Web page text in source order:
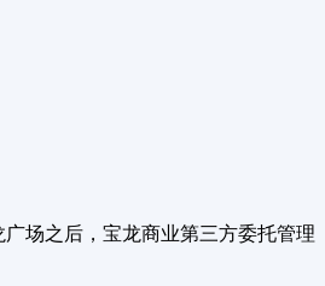
场之后，宝龙商业第三方委托管理